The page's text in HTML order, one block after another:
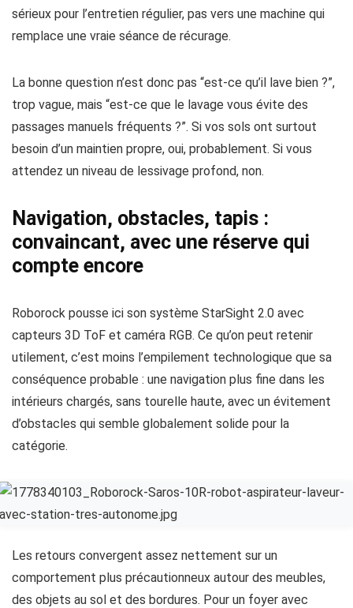
sérieux pour l’entretien régulier, pas vers une machine qui
remplace une vraie séance de récurage.
La bonne question n’est donc pas “est-ce qu’il lave bien ?”,
trop vague, mais “est-ce que le lavage vous évite des
passages manuels fréquents ?”. Si vos sols ont surtout
besoin d’un maintien propre, oui, probablement. Si vous
attendez un niveau de lessivage profond, non.
Navigation, obstacles, tapis :
convaincant, avec une réserve qui
compte encore
Roborock pousse ici son système StarSight 2.0 avec
capteurs 3D ToF et caméra RGB. Ce qu’on peut retenir
utilement, c’est moins l’empilement technologique que sa
conséquence probable : une navigation plus fine dans les
intérieurs chargés, sans tourelle haute, avec un évitement
d’obstacles qui semble globalement solide pour la
catégorie.
Les retours convergent assez nettement sur un
comportement plus précautionneux autour des meubles,
des objets au sol et des bordures. Pour un foyer avec